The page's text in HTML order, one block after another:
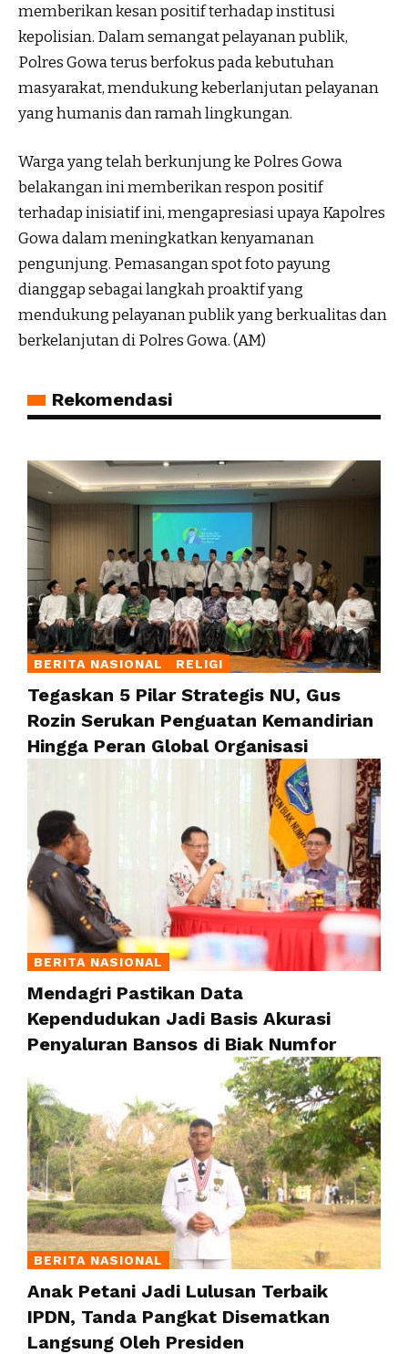
memberikan kesan positif terhadap institusi
kepolisian. Dalam semangat pelayanan publik,
Polres Gowa terus berfokus pada kebutuhan
masyarakat, mendukung keberlanjutan pelayanan
yang humanis dan ramah lingkungan.
Warga yang telah berkunjung ke Polres Gowa
belakangan ini memberikan respon positif
terhadap inisiatif ini, mengapresiasi upaya Kapolres
Gowa dalam meningkatkan kenyamanan
pengunjung. Pemasangan spot foto payung
dianggap sebagai langkah proaktif yang
mendukung pelayanan publik yang berkualitas dan
berkelanjutan di Polres Gowa. (AM)
Rekomendasi
BERITA NASIONAL RELIGI
Tegaskan 5 Pilar Strategis NU, Gus
Rozin Serukan Penguatan Kemandirian
Hingga Peran Global Organisasi
BERITA NASIONAL
Mendagri Pastikan Data
Kependudukan Jadi Basis Akurasi
Penyaluran Bansos di Biak Numfor
BERITA NASIONAL
Anak Petani Jadi Lulusan Terbaik
IPDN, Tanda Pangkat Disematkan
Langsung Oleh Presiden